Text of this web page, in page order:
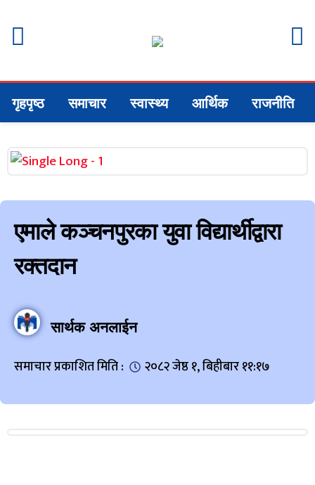
गृहपृष्ठ समाचार स्वास्थ्य आर्थिक राजनीति
एमाले कञ्चनपुरका युवा विद्यार्थीद्वारा
रक्तदान
सार्थक अनलाईन
समाचार प्रकाशित मिति : २०८२ जेष्ठ १, बिहीबार ११:१७